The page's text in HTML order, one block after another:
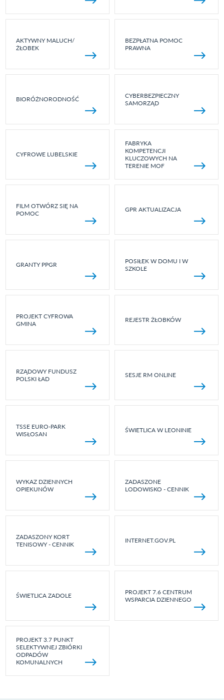
AKTYWNY MALUCH/
ŻŁOBEK
BEZPŁATNA POMOC
PRAWNA
BIORÓŻNORODNOŚĆ
CYBERBEZPIECZNY
SAMORZĄD
CYFROWE LUBELSKIE
FABRYKA
KOMPETENCJI
KLUCZOWYCH NA
TERENIE MOF
FILM OTWÓRZ SIĘ NA
POMOC
GPR AKTUALIZACJA
GRANTY PPGR
POSIŁEK W DOMU I W
SZKOLE
PROJEKT CYFROWA
GMINA
REJESTR ŻŁOBKÓW
RZĄDOWY FUNDUSZ
POLSKI ŁAD
SESJE RM ONLINE
TSSE EURO-PARK
WISŁOSAN
ŚWIETLICA W LEONINIE
WYKAZ DZIENNYCH
OPIEKUNÓW
ZADASZONE
LODOWISKO - CENNIK
ZADASZONY KORT
TENISOWY - CENNIK
INTERNET.GOV.PL
ŚWIETLICA ZADOLE
PROJEKT 7.6 CENTRUM
WSPARCIA DZIENNEGO
PROJEKT 3.7 PUNKT
SELEKTYWNEJ ZBIÓRKI
ODPADÓW
KOMUNALNYCH